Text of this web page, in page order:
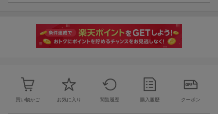
買い物かご お気に入り 閲覧履歴 購入履歴 クーポン